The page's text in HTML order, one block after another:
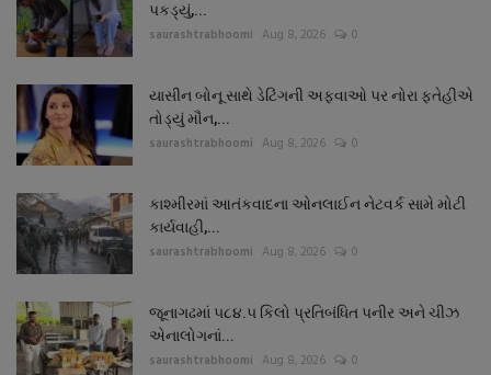
પકડ્યું,...
saurashtrabhoomi Aug 8, 2026 0
યાસીન બોનૂ સાથે ડેટિંગની અફવાઓ પર નોરા ફતેહીએ
તોડ્યું મૌન,...
saurashtrabhoomi Aug 8, 2026 0
કાશ્મીરમાં આતંકવાદના ઓનલાઈન નેટવર્ક સામે મોટી
કાર્યવાહી,...
saurashtrabhoomi Aug 8, 2026 0
જૂનાગઢમાં ૫૮૪.૫ કિલો પ્રતિબંધિત પનીર અને ચીઝ
એનાલોગનાં...
saurashtrabhoomi Aug 8, 2026 0